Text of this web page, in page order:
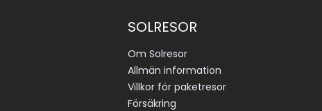
SOLRESOR
Om Solresor
Allmän information
Villkor för paketresor
Försäkring